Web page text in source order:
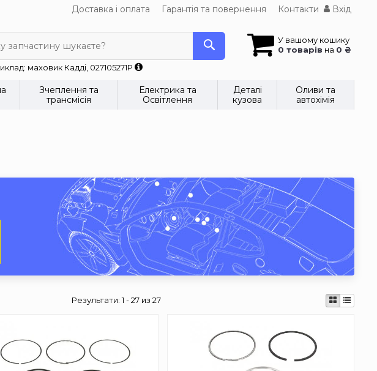
Доставка і оплата Гарантія та повернення Контакти Вхід
У вашому кошику
0 товарів на 0 ₴
запчастину шукаєте?
маховик Кадді, 027105271P
Зчеплення та
трансмісія
Електрика та
Освітлення
Деталі
кузова
Оливи та
автохімія
Результати:1 - 27 из 27